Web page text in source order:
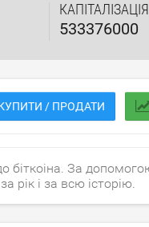
КАПІТАЛІЗАЦІЯ
533376000
/ ПРОДАТИ
біткоіна. За
рік і за всю історію.